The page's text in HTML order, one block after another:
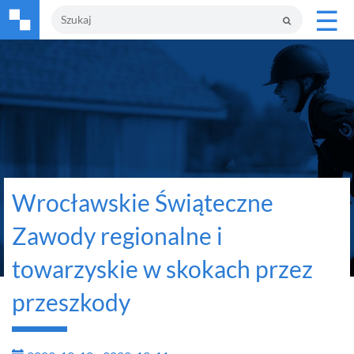
☰
Wrocławskie Świąteczne
Zawody regionalne i
towarzyskie w skokach przez
przeszkody